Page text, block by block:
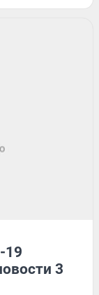
19
3